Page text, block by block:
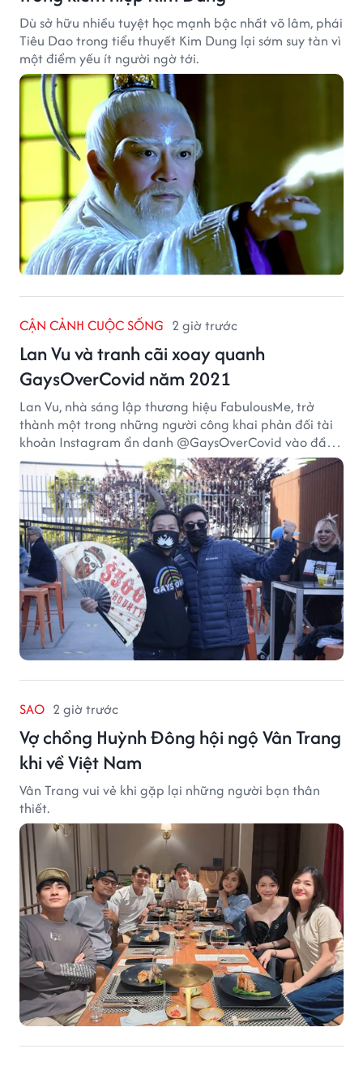
Dù sở hữu nhiều tuyệt học mạnh bậc nhất võ lâm, phái
Tiêu Dao trong tiểu thuyết Kim Dung lại sớm suy tàn vì
một điểm yếu ít người ngờ tới.
CẬN CẢNH CUỘC SỐNG 2 giờ trước
Lan Vu và tranh cãi xoay quanh
GaysOverCovid năm 2021
Lan Vu, nhà sáng lập thương hiệu FabulousMe, trở
thành một trong những người công khai phản đối tài
khoản Instagram ẩn danh @GaysOverCovid vào đầu
năm 2021, trong bối cảnh đại dịch COVID-19 vẫn diễn
biến nghiêm trọng.
SAO 2 giờ trước
Vợ chồng Huỳnh Đông hội ngộ Vân Trang
khi về Việt Nam
Vân Trang vui vẻ khi gặp lại những người bạn thân
thiết.